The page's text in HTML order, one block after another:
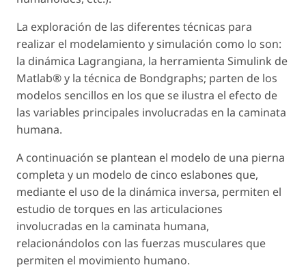
La exploración de las diferentes técnicas para
realizar el modelamiento y simulación como lo son:
la dinámica Lagrangiana, la herramienta Simulink de
Matlab® y la técnica de Bondgraphs; parten de los
modelos sencillos en los que se ilustra el efecto de
las variables principales involucradas en la caminata
humana.
A continuación se plantean el modelo de una pierna
completa y un modelo de cinco eslabones que,
mediante el uso de la dinámica inversa, permiten el
estudio de torques en las articulaciones
involucradas en la caminata humana,
relacionándolos con las fuerzas musculares que
permiten el movimiento humano.